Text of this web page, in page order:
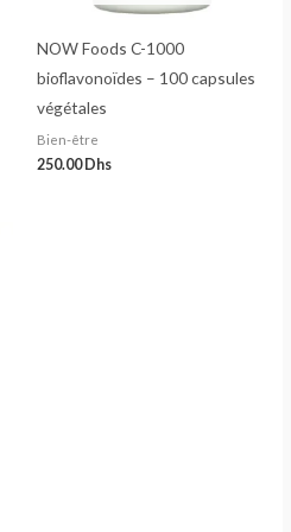
NOW Foods C-1000
bioflavonoïdes – 100 capsules
végétales
Bien-être
250.00 Dhs